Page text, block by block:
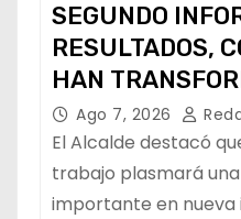
SEGUNDO
RESULTADOS,
HAN
DE LOS
MANUEL
Ago 7, 2026
El Alcalde destacó
trabajo plasmará
importante en